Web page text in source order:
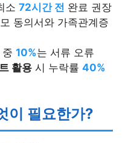
소 72시간 전 완료 권장
동의서와 가족관계증
중 10%는 서류 오류
활용 시 누락률 40%
이 필요한가?